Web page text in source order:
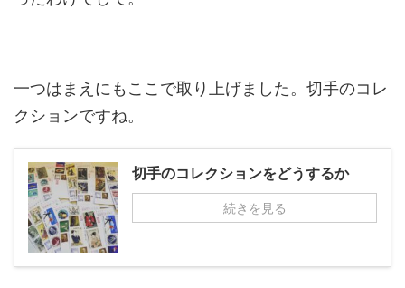
一つはまえにもここで取り上げました。切手のコレ
クションですね。
切手のコレクションをどうするか
続きを見る